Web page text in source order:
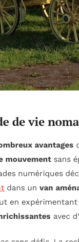
de vie
avantages
mouvement sans
numériques
dans un van
en
avec